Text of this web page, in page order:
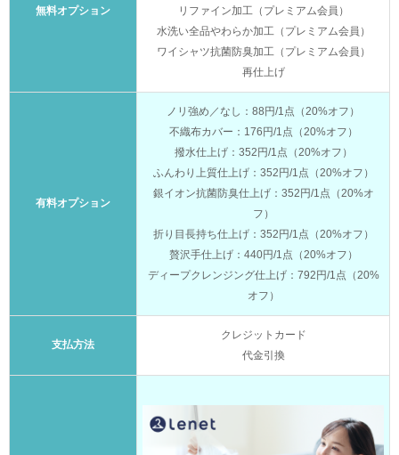
無料オプション
リファイン加工（プレミアム会員）
水洗い全品やわらか加工（プレミアム会員）
ワイシャツ抗菌防臭加工（プレミアム会員）
再仕上げ
有料オプション
ノリ強め／なし：88円/1点（20%オフ）
不織布カバー：176円/1点（20%オフ）
撥水仕上げ：352円/1点（20%オフ）
ふんわり上質仕上げ：352円/1点（20%オフ）
銀イオン抗菌防臭仕上げ：352円/1点（20%オ
フ）
折り目長持ち仕上げ：352円/1点（20%オフ）
贅沢手仕上げ：440円/1点（20%オフ）
ディープクレンジング仕上げ：792円/1点（20%
オフ）
支払方法
クレジットカード
代金引換